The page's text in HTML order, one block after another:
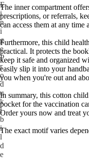
E
i
n
i
g
e
P
r
o
d
u
k
t
b
i
l
d
e
The inner compartment
prescriptions, or referrals,
can access them at any
Furthermore, this child
practical. It protects the
keep it safe and organized
easily slip it into your
you when you're out and
In summary, this cotton
pocket for the vaccination
Order yours now and treat
The exact motif varies